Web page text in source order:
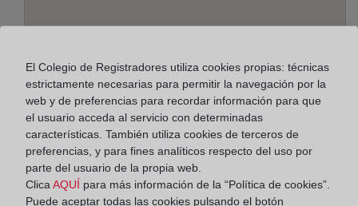
Dirección:
Les Moreres, 4 - local, 8850
Horario:
El Colegio de Registradores utiliza cookies propias: técnicas
estrictamente necesarias para permitir la navegación por la
web y de preferencias para recordar información para que
el usuario acceda al servicio con determinadas
características. También utiliza cookies de terceros de
preferencias, y para fines analíticos respecto del uso por
parte del usuario de la propia web.
Clica AQUÍ para más información de la “Política de cookies”.
Puede aceptar todas las cookies pulsando el botón